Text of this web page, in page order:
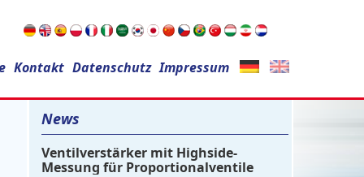
Kontakt Datenschutz Impressum
nach:
News
Ventilverstärker mit Highside-
Messung für Proportionalventile